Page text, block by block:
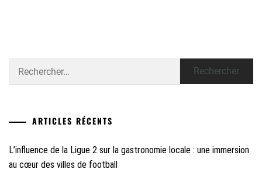
ARTICLES RÉCENTS
L’influence de la Ligue 2 sur la gastronomie locale : une immersion
au cœur des villes de football